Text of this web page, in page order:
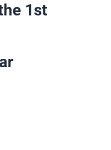
1st